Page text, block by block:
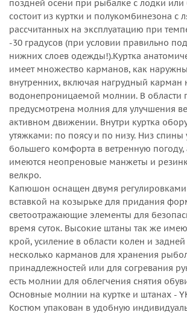
для хранения и перевозки.
поздней осени при рыбалке с лодки или
состоит из куртки и полукомбинезона с
рассчитанных на эксплуатацию при
-30 градусов (при условии правильно
нижних слоев одежды!).Куртка
имеет множество карманов, как
внутренних, включая нагрудный карман
водонепроницаемой молнии. В
предусмотрена молния для улучшения
активном движении. Внутри куртка
утяжками: по поясу и по низу. Низ спины
большего комфорта в ветренную погоду,
имеются неопреновые манжеты и
велкро.
Капюшон оснащен двумя регулировками
вставкой на козырьке для придания
светоотражающие элементы для
время суток. Высокие штаны так же
крой, усиление в области колен и задней
несколько карманов для хранения
принадлежностей или для согревания
есть молнии для облегчения снятия
Основные молнии на куртке и штанах -
Костюм упакован в удобную